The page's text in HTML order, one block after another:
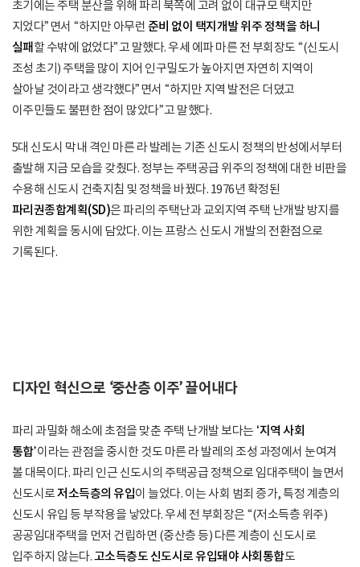
초기에는 주택 분산을 위해 파리 북쪽에 고려 없이 대규모 택지만
지었다”면서 “하지만 아무런 준비 없이 택지개발 위주 정책을 하니
실패 할 수밖에 없었다”고 말했다. 우세 에파 마른 전 부회장도 “(신도시
조성 초기) 주택을 많이 지어 인구밀도가 높아지면 자연히 지역이
살아날 것이라고 생각했다”면서 “하지만 지역 발전은 더뎠고
이주민들도 불편한 점이 많았다”고 말했다.
5대 신도시 막내 격인 마른 라 발레는 기존 신도시 정책의 반성에서부터
출발해 지금 모습을 갖췄다. 정부는 주택공급 위주의 정책에 대한 비판을
수용해 신도시 건축지침 및 정책을 바꿨다. 1976년 확정된
파리권종합계획(SD)은 파리의 주택난과 교외지역 주택 난개발 방지를
위한 계획을 동시에 담았다. 이는 프랑스 신도시 개발의 전환점으로
기록된다.
디자인 혁신으로 ‘중산층 이주’ 끌어내다
파리 과밀화 해소에 초점을 맞춘 주택 난개발 보다는 ‘지역 사회
통합’이라는 관점을 중시한 것도 마른 라 발레의 조성 과정에서 눈여겨
볼 대목이다. 파리 인근 신도시의 주택공급 정책으로 임대주택이 늘면서
신도시로저소득층의 유입이 늘었다. 이는 사회 범죄 증가, 특정 계층의
신도시 유입 등 부작용을 낳았다. 우세 전 부회장은 “(저소득층 위주)
공공임대주택을 먼저 건립하면 (중산층 등) 다른 계층이 신도시로
입주하지 않는다.고소득층도 신도시로 유입돼야 사회통합도